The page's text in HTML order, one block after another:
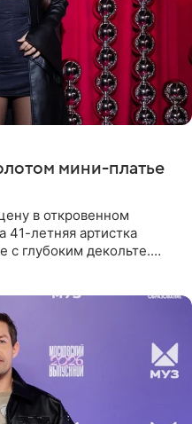
мини-платье
в откровенном
41-летняя артистка
с глубоким декольте.